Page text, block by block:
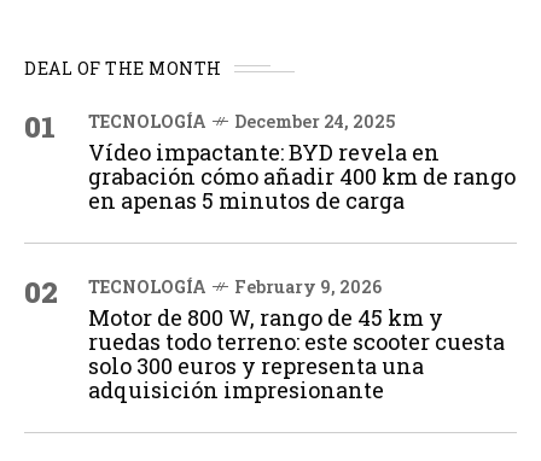
DEAL OF THE MONTH
01 TECNOLOGÍA December 24, 2025
Vídeo impactante: BYD revela en
grabación cómo añadir 400 km de rango
en apenas 5 minutos de carga
02 TECNOLOGÍA February 9, 2026
Motor de 800 W, rango de 45 km y
ruedas todo terreno: este scooter cuesta
solo 300 euros y representa una
adquisición impresionante